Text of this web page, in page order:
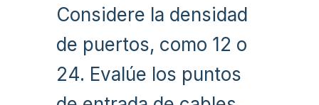
Considere la densidad
de puertos, como 12 o
24. Evalúe los puntos